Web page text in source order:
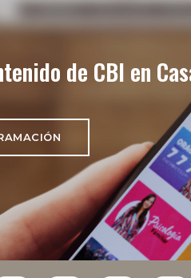
de CBI en